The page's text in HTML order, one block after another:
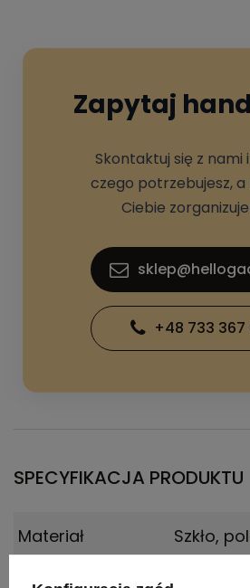
Zapytaj
Skontaktuj się z nami
czego potrzebujesz,
Ciebie
+48 733 367
SPECYFIKACJA PRODUKTU
Materiał Szkło,